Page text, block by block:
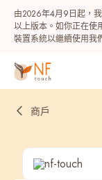
由2026年4月9日起，
以上版本。如你正在使
裝置系統以繼續使用我
商戶